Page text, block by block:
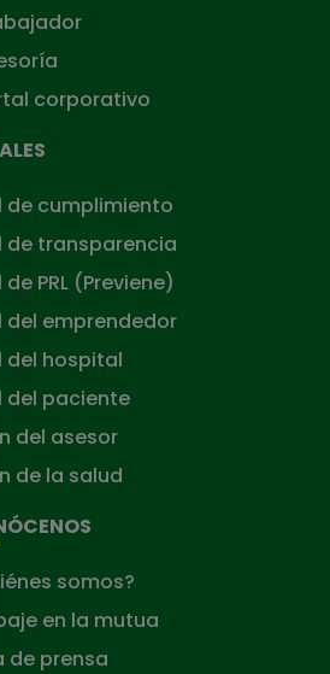
corporativo
de cumplimiento
de transparencia
PRL (Previene)
del emprendedor
del hospital
del paciente
del asesor
de la salud
somos?
en la mutua
de prensa